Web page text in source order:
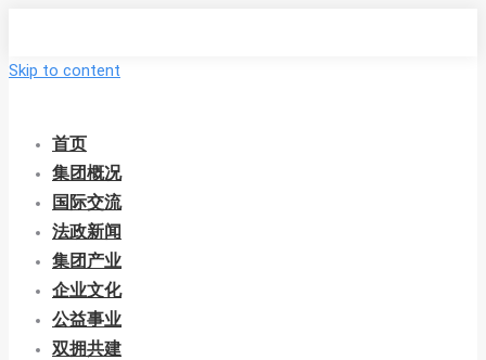
Skip to content
首页
集团概况
国际交流
法政新闻
集团产业
企业文化
公益事业
双拥共建